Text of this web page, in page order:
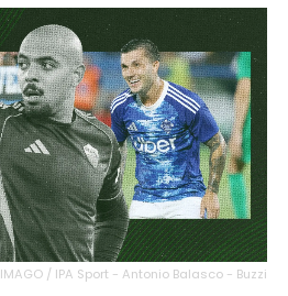
IMAGO / IPA Sport - Antonio Balasco - Buzzi